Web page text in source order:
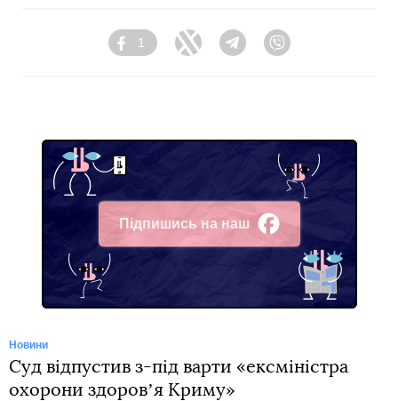
Facebook
1
Twitter Telegram
Підпишись на наш
Facebook
Новини
Суд відпустив з-під варти «ексміністра
охорони здоровʼя Криму»